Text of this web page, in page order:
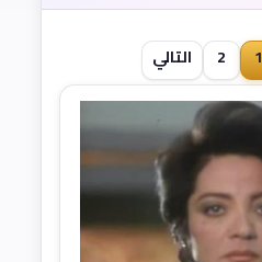
1
2 التالي